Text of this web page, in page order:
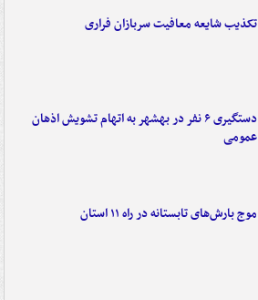
تکذیب شایعه معافیت سربازان فراری
دستگیری ۶ نفر در بهشهر به اتهام تشویش اذهان
عمومی
موج بارش‌های تابستانه در راه ۱۱ استان